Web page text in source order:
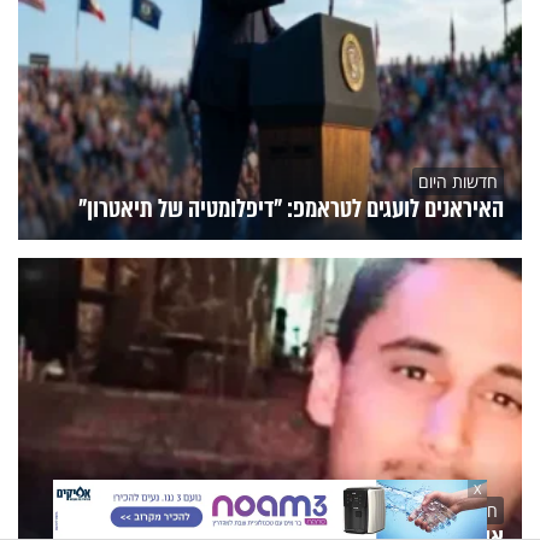
חדשות היום
האיראנים לועגים לטראמפ: "דיפלומטיה של תיאטרון"
חדשות היום
X